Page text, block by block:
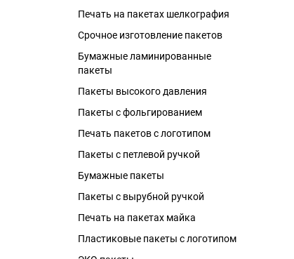
Печать на пакетах шелкография
Срочное изготовление пакетов
Бумажные ламинированные
пакеты
Пакеты высокого давления
Пакеты с фольгированием
Печать пакетов с логотипом
Пакеты с петлевой ручкой
Бумажные пакеты
Пакеты с вырубной ручкой
Печать на пакетах майка
Пластиковые пакеты с логотипом